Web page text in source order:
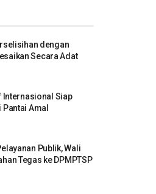
dengan
Secara Adat
Internasional Siap
Amal
Publik, Wali
Tegas ke DPMPTSP